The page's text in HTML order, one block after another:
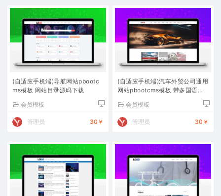
(自适应手机端)导航网站pbootc
ms模板 网站目录源码下载
会员模板
管理员 30￥
(自适应手机端)汽车外贸公司通用
网站pbootcms模板 带多国语言
会员模板
管理员 30￥